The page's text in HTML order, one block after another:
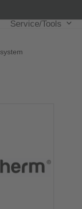
Service/Tools